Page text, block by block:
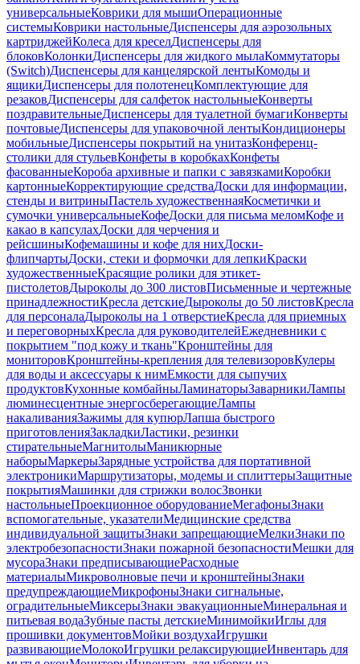
универсальныеКоврики для мышиОперационные
системыКоврики настольныеДиспенсеры для аэрозольных
картриджейКолеса для креселДиспенсеры для
блоковКолонкиДиспенсеры для жидкого мылаКоммутаторы
(Switch)Диспенсеры для канцелярской лентыКомоды и
ящикиДиспенсеры для полотенецКомплектующие для
резаковДиспенсеры для салфеток настольныеКонверты
поздравительныеДиспенсеры для туалетной бумагиКонверты
почтовыеДиспенсеры для упаковочной лентыКондиционеры
мобильныеДиспенсеры покрытий на унитазКонференц-
столики для стульевКонфеты в коробкахКонфеты
фасованныеКороба архивные и папки с завязкамиКоробки
картонныеКорректирующие средстваДоски для информации,
стенды и витриныПастель художественнаяКосметички и
сумочки универсальныеКофеДоски для письма меломКофе и
какао в капсулахДоски для черчения и
рейсшиныКофемашины и кофе для нихДоски-
флипчартыДоски, стеки и формочки для лепкиКраски
художественныеКрасящие ролики для этикет-
пистолетовДыроколы до 300 листовПисьменные и чертежные
принадлежностиКресла детскиеДыроколы до 50 листовКресла
для персоналаДыроколы на 1 отверстиеКресла для приемных
и переговорныхКресла для руководителейЕжедневники с
покрытием "под кожу и ткань"Кронштейны для
мониторовКронштейны-крепления для телевизоровКулеры
для воды и аксессуары к нимЕмкости для сыпучих
продуктовКухонные комбайныЛаминаторыЗаварникиЛампы
люминесцентные энергосберегающиеЛампы
накаливанияЗажимы для купюрЛапша быстрого
приготовленияЗакладкиЛастики, резинки
стирательныеМагнитолыМаникюрные
наборыМаркерыЗарядные устройства для портативной
электроникиМаршрутизаторы, модемы и сплиттерыЗащитные
покрытияМашинки для стрижки волосЗвонки
настольныеПроекционное оборудованиеМегафоныЗнаки
вспомогательные, указателиМедицинские средства
индивидуальной защитыЗнаки запрещающиеМелкиЗнаки по
электробезопасностиЗнаки пожарной безопасностиМешки для
мусораЗнаки предписывающиеРасходные
материалыМикроволновые печи и кронштейныЗнаки
предупреждающиеМикрофоныЗнаки сигнальные,
оградительныеМиксерыЗнаки эвакуационныеМинеральная и
питьевая водаЗубные пасты детскиеМинимойкиИглы для
прошивки документовМойки воздухаИгрушки
развивающиеМолокоИгрушки релаксирующиеИнвентарь для